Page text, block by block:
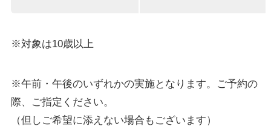
※対象は10歳以上
※午前・午後のいずれかの実施となります。ご予約の
際、ご指定ください。
（但しご希望に添えない場合もございます）